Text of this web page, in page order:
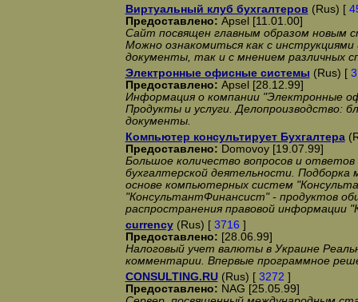
Виртуальный клуб бухгалтеров (Rus) [
Предоставлено: Apsel [11.01.00]
Сайт посвящен главным образом новым
Можно ознакомиться как с
документы, так и с мнением различных
Электронные офисные системы (Rus) [
Предоставлено: Apsel [28.12.99]
Информация о компании "Электронные
Продукты и услуги. Делопроизводство:
документы.
Компьютер консультирует Бухгалтера
Предоставлено: Domovoy [19.07.99]
Большое количество вопросов и
бухгалтерской деятельности. Подборка
основе компьютерных систем
"КонсультантФинансист" - продуктов
распространения правовой информации
currency(Rus) [ 3716 ]
Предоставлено: [28.06.99]
Налоговый учет валюты в Украине
комментарии. Впервые программное
CONSULTING.RU(Rus) [ 3272 ]
Предоставлено: NAG [25.05.99]